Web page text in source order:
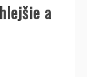
a